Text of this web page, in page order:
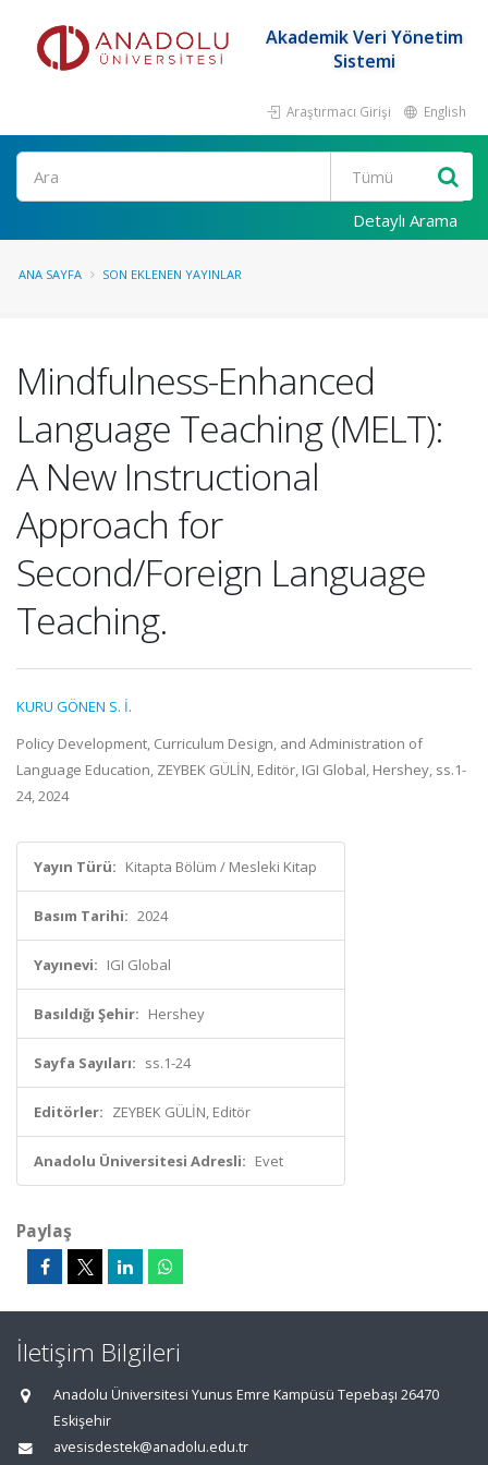
Akademik Veri Yönetim
Sistemi
Araştırmacı Girişi English
Ara
Detaylı Arama
ANA SAYFA SON EKLENEN YAYINLAR
Mindfulness-Enhanced
Language Teaching (MELT):
A New Instructional
Approach for
Second/Foreign Language
Teaching.
KURU GÖNEN S. İ.
Policy Development, Curriculum Design, and Administration of
Language Education, ZEYBEK GÜLİN, Editör, IGI Global, Hershey, ss.1-
24, 2024
Yayın Türü: Kitapta Bölüm / Mesleki Kitap
Basım Tarihi: 2024
Yayınevi: IGI Global
Basıldığı Şehir: Hershey
Sayfa Sayıları: ss.1-24
Editörler: ZEYBEK GÜLİN, Editör
Anadolu Üniversitesi Adresli: Evet
Paylaş
İletişim Bilgileri
Anadolu Üniversitesi Yunus Emre Kampüsü Tepebaşı 26470
Eskişehir
avesisdestek@anadolu.edu.tr